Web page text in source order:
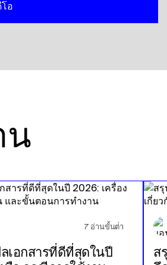
อ
น
7 อ่านขั้นต่ํา
เอกสารที่ดีที่สุดในปี
ส